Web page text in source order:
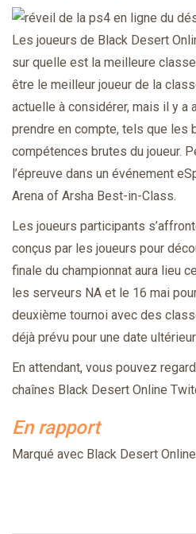
Les joueurs de Black Desert
sur quelle est la meilleure
être le meilleur joueur de la
actuelle à considérer, mais il y a
prendre en compte, tels que les
compétences brutes du joueur.
l’épreuve dans un événement
Arena of Arsha Best-in-Class.
Les joueurs participants
conçus par les joueurs pour
finale du championnat aura lieu
les serveurs NA et le 16 mai
deuxième tournoi avec des
déjà prévu pour une date
En attendant, vous pouvez
chaînes Black Desert Online
En rapport
Marqué avec Black Desert Online